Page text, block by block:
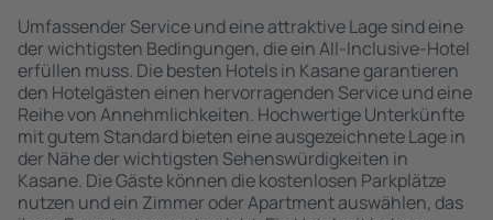
Umfassender Service und eine attraktive Lage sind eine
der wichtigsten Bedingungen, die ein All-Inclusive-Hotel
erfüllen muss. Die besten Hotels in Kasane garantieren
den Hotelgästen einen hervorragenden Service und eine
Reihe von Annehmlichkeiten. Hochwertige Unterkünfte
mit gutem Standard bieten eine ausgezeichnete Lage in
der Nähe der wichtigsten Sehenswürdigkeiten in
Kasane. Die Gäste können die kostenlosen Parkplätze
nutzen und ein Zimmer oder Apartment auswählen, das